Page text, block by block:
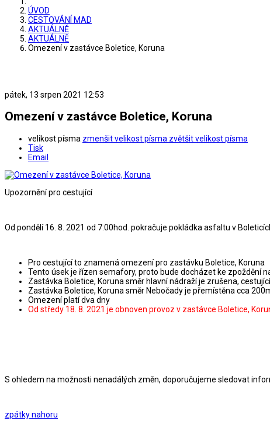
ÚVOD
CESTOVÁNÍ MAD
AKTUÁLNĚ
AKTUÁLNĚ
Omezení v zastávce Boletice, Koruna
pátek, 13 srpen 2021 12:53
Omezení v zastávce Boletice, Koruna
velikost písma zmenšit velikost písma zvětšit velikost písma
Tisk
Email
Upozornění pro cestující
Od pondělí 16. 8. 2021 od 7:00hod. pokračuje pokládka asfaltu v
Pro cestující to znamená omezení pro zastávku Boletice, Koruna
Tento úsek je řízen semafory, proto bude docházet ke zpoždění
Zastávka Boletice, Koruna směr hlavní nádraží je zrušena,
Zastávka Boletice, Koruna směr Nebočady je přemístěna cca
Omezení platí dva dny
Od středy 18. 8. 2021 je obnoven provoz v zastávce Boletice,
S ohledem na možnosti nenadálých změn, doporučujeme sledovat
zpátky nahoru